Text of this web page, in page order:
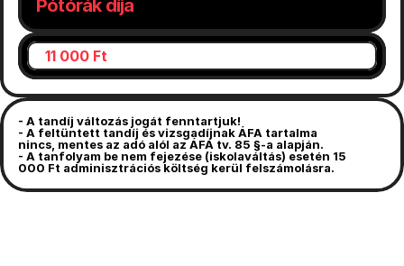
Pótórák díja
11 000 Ft
- A tandíj változás jogát fenntartjuk!
- A feltüntett tandíj és vizsgadíjnak ÁFA tartalma
nincs, mentes az adó alól az ÁFA tv. 85 §-a alapján.
- A tanfolyam be nem fejezése (iskolaváltás) esetén 15
000 Ft adminisztrációs költség kerül felszámolásra.